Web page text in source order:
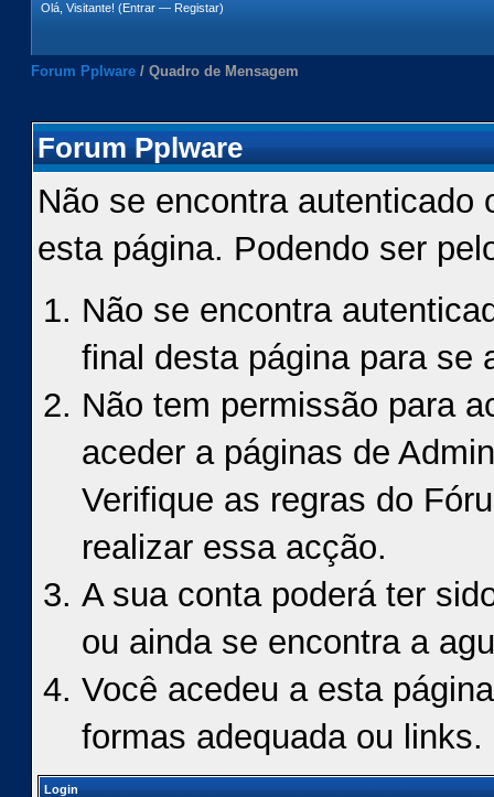
Olá, Visitante! (Entrar — Registar)
Forum Pplware / Quadro de Mensagem
Forum Pplware
Não se encontra autenticado
esta página. Podendo ser
Não se encontra
final desta página para se
Não tem permissão para
aceder a páginas de
Verifique as regras do
realizar essa acção.
A sua conta poderá ter
ou ainda se encontra a
Você acedeu a esta
formas adequada ou links.
Login